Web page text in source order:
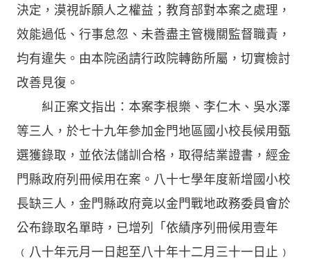
決定，漠視訴願人之權益；教育部對本案之處理，
效能過低、行事怠忽、未善盡主管機關監督職責，
均有違失。由本院函請行政院轉飭所屬，切實檢討
改善見復。
糾正案文指出：本案李根樂、李仁木、吳水澤
等三人，於七十九年參加金門地區國小校長候用甄
選獲錄取，並依法儲訓合格，取得結業證書，經金
門縣政府列冊候用在案。八十七學年度新增國小校
長缺三人，金門縣政府竟以金門戰地政務委員會於
公布錄取名單時，已增列「依績序列冊候用壹年
﹙八十年元月一日起至八十年十二月三十一日止﹚